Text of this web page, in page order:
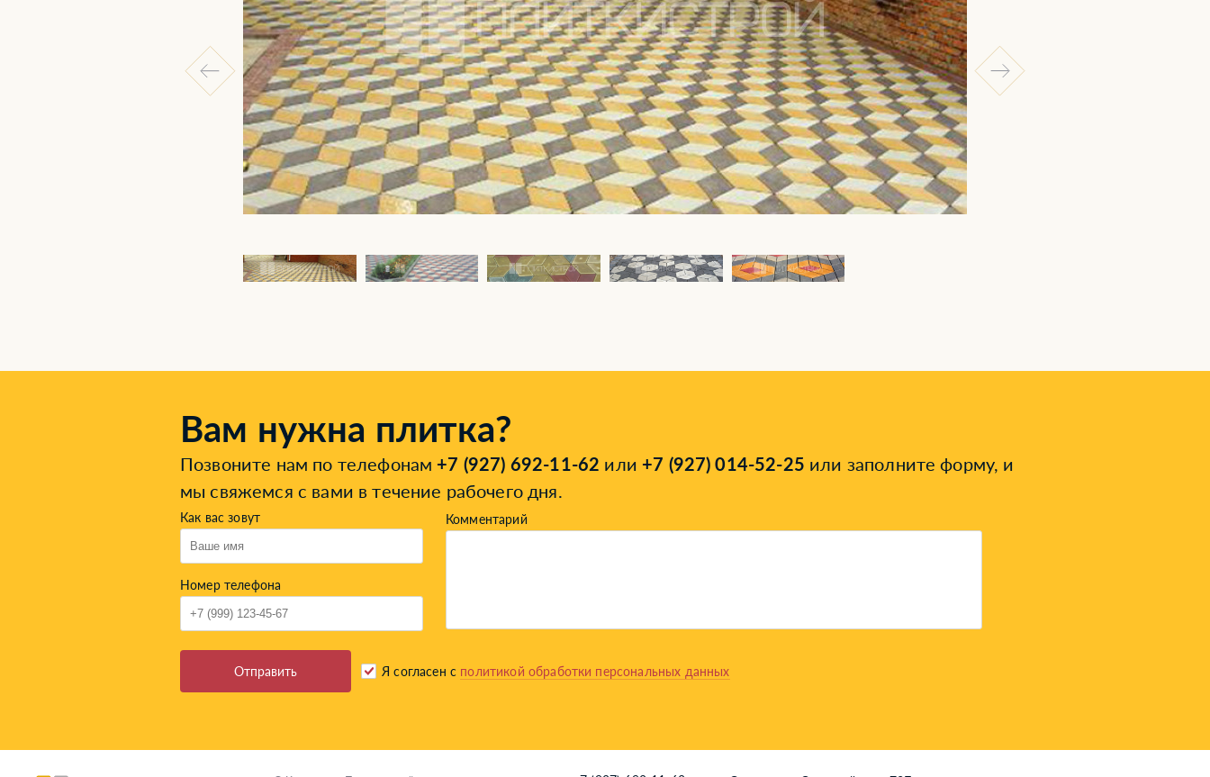
Вам нужна плитка?
Позвоните нам по телефонам +7 (927) 692-11-62 или +7 (927) 014-52-25 или заполните форму, и
мы свяжемся с вами в течение рабочего дня.
Как вас зовут
Номер телефона
Комментарий
Отправить Я согласен с политикой обработки персональных данных